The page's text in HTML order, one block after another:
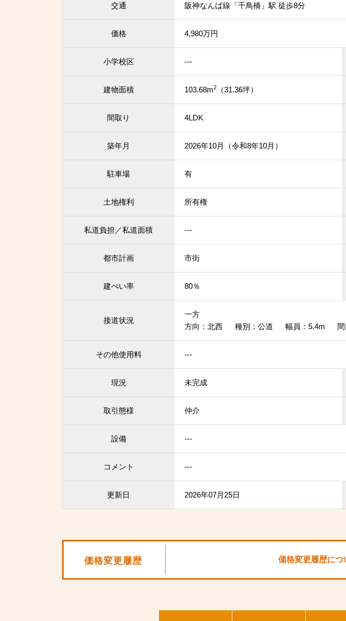
交通 阪神なんば線「千鳥橋」駅 徒歩8分
価格 4,980万円
小学校区 ---
建物面積 103.68m2 （31.36坪）
間取り 4LDK
築年月 2026年10月（令和8年10月）
駐車場 有
土地権利 所有権
私道負担／私道面積 ---
都市計画 市街
建ぺい率 80％
接道状況
一方
方向：北西 種別：公道 幅員：5.4m 間
その他使用料 ---
現況 未完成
取引態様 仲介
設備 ---
コメント ---
更新日 2026年07月25日
価格変更履歴 価格変更履歴につ